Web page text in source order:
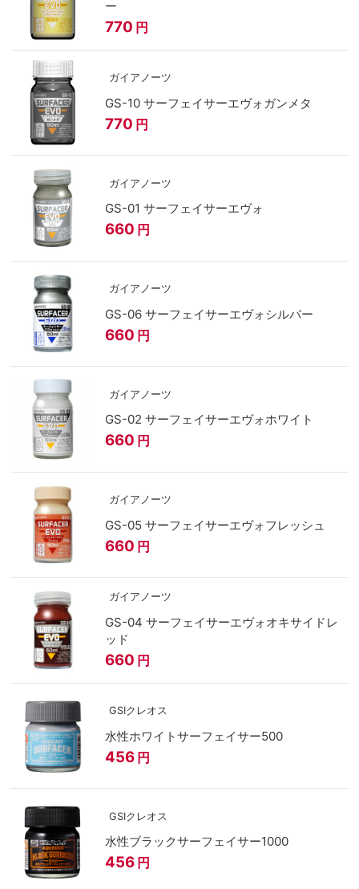
ー
770 円
ガイアノーツ
GS-10 サーフェイサーエヴォガンメタ
770 円
ガイアノーツ
GS-01 サーフェイサーエヴォ
660 円
ガイアノーツ
GS-06 サーフェイサーエヴォシルバー
660 円
ガイアノーツ
GS-02 サーフェイサーエヴォホワイト
660 円
ガイアノーツ
GS-05 サーフェイサーエヴォフレッシュ
660 円
ガイアノーツ
GS-04 サーフェイサーエヴォオキサイドレ
ッド
660 円
GSIクレオス
水性ホワイトサーフェイサー500
456 円
GSIクレオス
水性ブラックサーフェイサー1000
456 円